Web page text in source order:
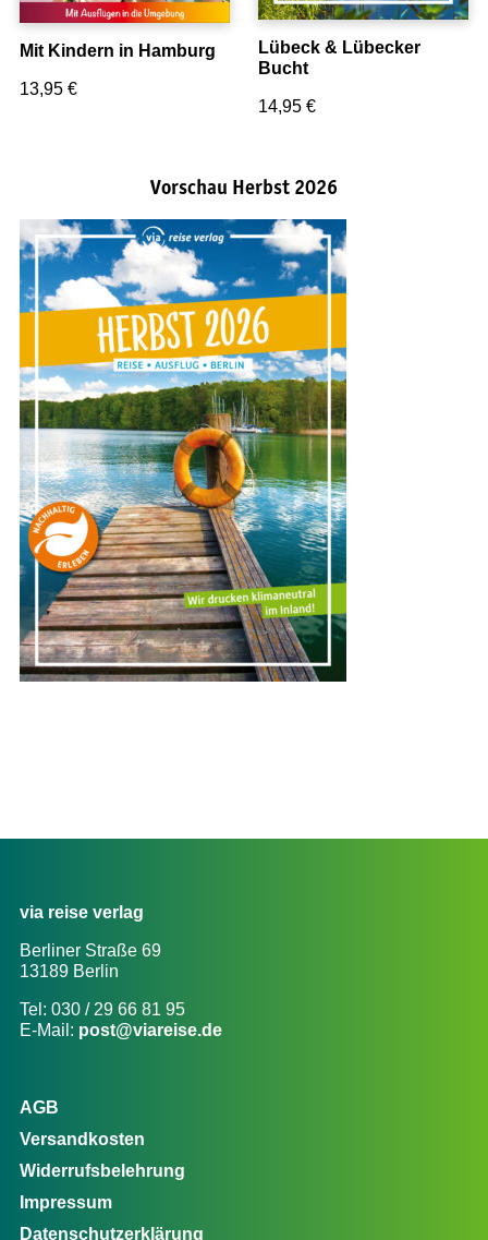
Mit Kindern in Hamburg
13,95 €
Lübeck & Lübecker
Bucht
14,95€
Vorschau Herbst 2026
via reise verlag
Berliner Straße 69
13189 Berlin
Tel: 030 / 29 66 81 95
E-Mail: post@viareise.de
AGB
Versandkosten
Widerrufsbelehrung
Impressum
Datenschutzerklärung